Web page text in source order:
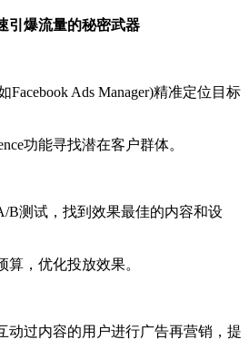
引爆流量的秘密武器
Ads Manager)精准定位目标
功能寻找潜在客户群体。
试，找到效果最佳的内容和设
，优化投放效果。
过内容的用户进行广告再营销，提